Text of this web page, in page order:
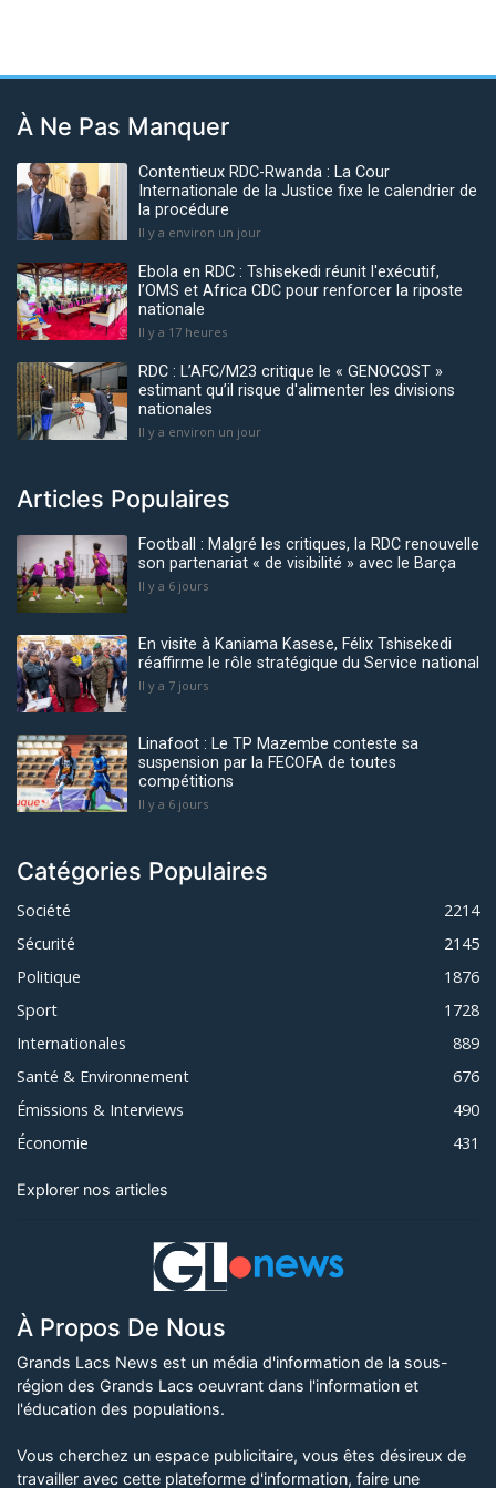
À Ne Pas Manquer
Contentieux RDC-Rwanda : La Cour
Internationale de la Justice fixe le calendrier de
la procédure
Il y a environ un jour
Ebola en RDC : Tshisekedi réunit l'exécutif,
l’OMS et Africa CDC pour renforcer la riposte
nationale
Il y a 17 heures
RDC : L’AFC/M23 critique le « GENOCOST »
estimant qu’il risque d'alimenter les divisions
nationales
Il y a environ un jour
Articles Populaires
Football : Malgré les critiques, la RDC renouvelle
son partenariat « de visibilité » avec le Barça
Il y a 6 jours
En visite à Kaniama Kasese, Félix Tshisekedi
réaffirme le rôle stratégique du Service national
Il y a 7 jours
Linafoot : Le TP Mazembe conteste sa
suspension par la FECOFA de toutes
compétitions
Il y a 6 jours
Catégories Populaires
Société
2214
Sécurité
2145
Politique
1876
Sport
1728
Internationales
889
Santé & Environnement
676
Émissions & Interviews
490
Économie
431
Explorer nos articles
À Propos De Nous
Grands Lacs News est un média d'information de la sous-
région des Grands Lacs oeuvrant dans l'information et
l'éducation des populations.
Vous cherchez un espace publicitaire, vous êtes désireux de
travailler avec cette plateforme d'information, faire une